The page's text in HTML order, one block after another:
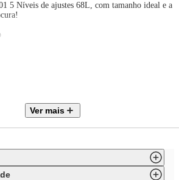
5 Níveis de ajustes 68L, com tamanho ideal e a
(47dB).
Ver mais